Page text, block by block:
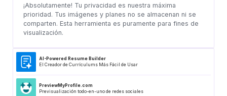
AI-Powered Resume Builder
El Creador de Currículums Más Fácil de Usar
PreviewMyProfile.com
Previsualización todo-en-uno de redes sociales
¡Absolutamente! Tu privacidad es nuestra máxima
prioridad. Tus imágenes y planes no se almacenan ni se
comparten. Esta herramienta es puramente para fines de
visualización.